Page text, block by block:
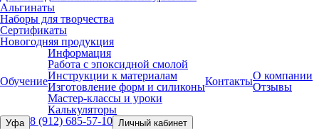
Альгинаты
Наборы для творчества
Сертификаты
Новогодняя продукция
Обучение
Информация
Работа с эпоксидной смолой
Инструкции к материалам
Изготовление форм и силиконы
Мастер-классы и уроки
Калькуляторы
КонтактыО компании
Отзывы
Уфа 8 (912) 685-57-10 Личный кабинет